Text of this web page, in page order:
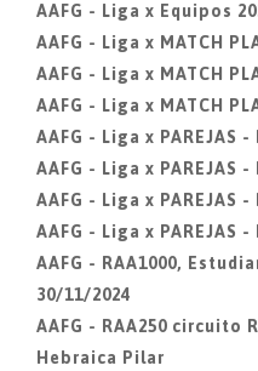
AAFG - Liga x Equipos
AAFG - Liga x MATCH
AAFG - Liga x MATCH
AAFG - Liga x MATCH
AAFG - Liga x PAREJAS
AAFG - Liga x PAREJAS
AAFG - Liga x PAREJAS
AAFG - Liga x PAREJAS
AAFG - RAA1000,
30/11/2024
AAFG - RAA250 circuito
Hebraica Pilar